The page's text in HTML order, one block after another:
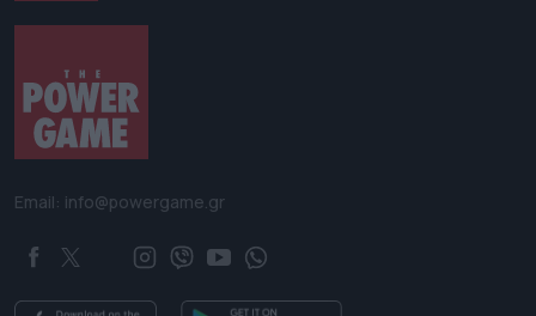
Email: info@powergame.gr